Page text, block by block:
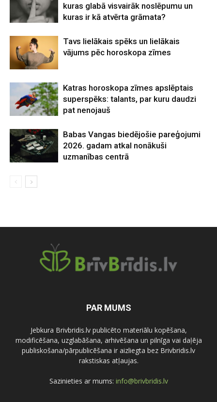
kuras glabā visvairāk noslēpumu un
kuras ir kā atvērta grāmata?
Tavs lielākais spēks un lielākais
vājums pēc horoskopa zīmes
Katras horoskopa zīmes apslēptais
superspēks: talants, par kuru daudzi
pat nenojauš
Babas Vangas biedējošie pareģojumi
2026. gadam atkal nonākuši
uzmanības centrā
PAR MUMS
Jebkura Brivbridis.lv publicēto materiālu kopēšana,
modificēšana, uzglabāšana, arhivēšana un pilnīga vai daļēja
publiskošana/pārpublicēšana ir aizliegta bez Brivbridis.lv
rakstiskas atļaujas.
Sazinieties ar mums: info@brivbridis.lv